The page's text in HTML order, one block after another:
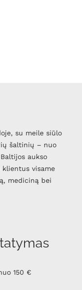
su meile siūlo
šaltinių – nuo
aukso
klientus visame
mediciną bei
150 €